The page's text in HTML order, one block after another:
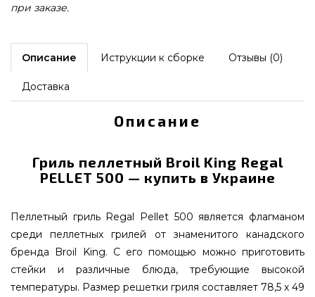
при заказе.
Описание Иструкции к сборке Отзывы (0)
Доставка
Описание
Гриль пеллетный Broil King Regal
PELLET 500 — купить в Украине
Пеллетный гриль Regal Pellet 500 является флагманом
среди пеллетных грилей от знаменитого канадского
бренда Broil King. С его помощью можно приготовить
стейки и различные блюда, требующие высокой
температуры. Размер решетки гриля составляет 78,5 х 49